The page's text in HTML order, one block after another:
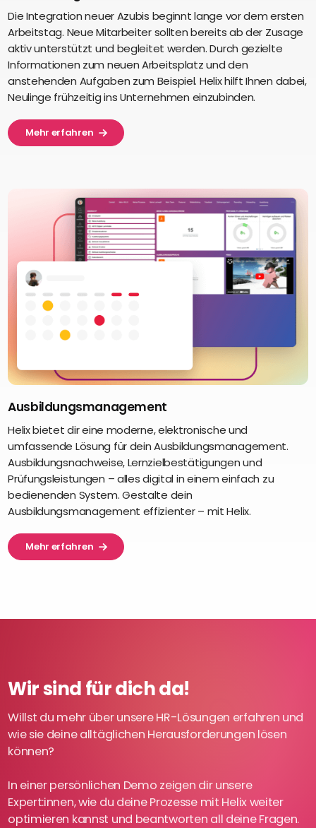
Die Integration neuer Azubis beginnt lange vor dem ersten
Arbeitstag. Neue Mitarbeiter sollten bereits ab der Zusage
aktiv unterstützt und begleitet werden. Durch gezielte
Informationen zum neuen Arbeitsplatz und den
anstehenden Aufgaben zum Beispiel. Helix hilft Ihnen dabei,
Neulinge frühzeitig ins Unternehmen einzubinden.
Mehr erfahren
Ausbildungsmanagement
Helix bietet dir eine moderne, elektronische und
umfassende Lösung für dein Ausbildungsmanagement.
Ausbildungsnachweise, Lernzielbestätigungen und
Prüfungsleistungen – alles digital in einem einfach zu
bedienenden System. Gestalte dein
Ausbildungsmanagement effizienter – mit Helix.
Mehr erfahren
Wir sind für dich da!
Willst du mehr über unsere HR-Lösungen erfahren und
wie sie deine alltäglichen Herausforderungen lösen
können?
In einer persönlichen Demo zeigen dir unsere
Expert:innen, wie du deine Prozesse mit Helix weiter
optimieren kannst und beantworten all deine Fragen.